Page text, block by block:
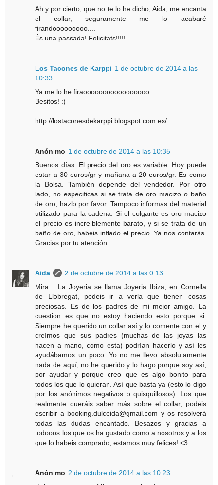
Ah y por cierto, que no te lo he dicho, Aida, me encanta
el collar, seguramente me lo acabaré
firandooooooooo....
És una passada! Felicitats!!!!!
Los Tacones de Karppi 1 de octubre de 2014 a las
10:33
Ya me lo he firaooooooooooooooooo...
Besitos! :)
http://lostaconesdekarppi.blogspot.com.es/
Anónimo 1 de octubre de 2014 a las 10:35
Buenos días. El precio del oro es variable. Hoy puede
estar a 30 euros/gr y mañana a 20 euros/gr. Es como
la Bolsa. También depende del vendedor. Por otro
lado, no especificas si se trata de oro macizo o baño
de oro, hazlo por favor. Tampoco informas del material
utilizado para la cadena. Si el colgante es oro macizo
el precio es increíblemente barato, y si se trata de un
baño de oro, habeis inflado el precio. Ya nos contarás.
Gracias por tu atención.
Aida
2 de octubre de 2014 a las 0:13
Mira... La Joyeria se llama Joyeria Ibiza, en Cornella
de Llobregat, podeis ir a verla que tienen cosas
preciosas. Es de los padres de mi mejor amigo. La
cuestion es que no estoy haciendo esto porque si.
Siempre he querido un collar así y lo comente con el y
creímos que sus padres (muchas de las joyas las
hacen a mano, como esta) podrían hacerlo y así les
ayudábamos un poco. Yo no me llevo absolutamente
nada de aquí, no he querido y lo hago porque soy así,
por ayudar y porque creo que es algo bonito para
todos los que lo quieran. Así que basta ya (esto lo digo
por los anónimos negativos o quisquillosos). Los que
realmente queráis saber más sobre el collar, podéis
escribir a booking.dulceida@gmail.com y os resolverá
todas las dudas encantado. Besazos y gracias a
todooos los que os ha gustado como a nosotros y a los
que lo habeis comprado, estamos muy felices! <3
Anónimo 2 de octubre de 2014 a las 10:23